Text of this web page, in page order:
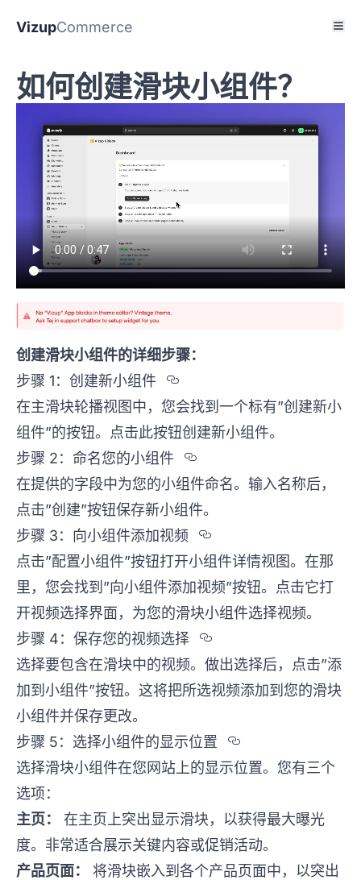
VizupCommerce
如何创建滑块小组件？
创建滑块小组件的详细步骤：
步骤 1：创建新小组件
Section titled
在主滑块轮播视图中，您会找到一个标有”创建新小
组件”的按钮。点击此按钮创建新小组件。
步骤 2：命名您的小组件
Section titled
在提供的字段中为您的小组件命名。输入名称后，
点击”创建”按钮保存新小组件。
步骤 3：向小组件添加视频
Section titled
点击”配置小组件”按钮打开小组件详情视图。在那
里，您会找到”向小组件添加视频”按钮。点击它打
开视频选择界面，为您的滑块小组件选择视频。
步骤 4：保存您的视频选择
Section titled
选择要包含在滑块中的视频。做出选择后，点击”添
加到小组件”按钮。这将把所选视频添加到您的滑块
小组件并保存更改。
步骤 5：选择小组件的显示位置
Section titled
选择滑块小组件在您网站上的显示位置。您有三个
选项：
主页：
在主页上突出显示滑块，以获得最大曝光
度。非常适合展示关键内容或促销活动。
产品页面：
将滑块嵌入到各个产品页面中，以突出